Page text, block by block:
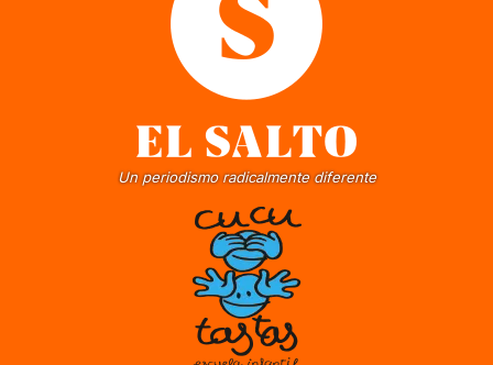
Un periodismo radicalmente diferente